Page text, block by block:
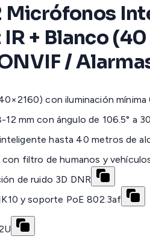
Micrófonos
+ Blanco
/
con iluminación mínima
mm con ángulo de 106.5° a
hasta 40 metros de
filtro de humanos y
de ruido 3D DNR
y soporte PoE 802.3af